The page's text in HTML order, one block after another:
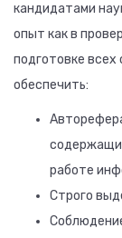
кандидатами
опыт как в
подготовке
обеспечить:
работе
Строго